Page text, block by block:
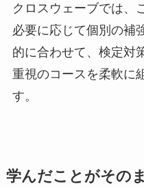
クロスウェーブでは、
必要に応じて個別の補
的に合わせて、検定対
重視のコースを柔軟に
す。
学んだことがその